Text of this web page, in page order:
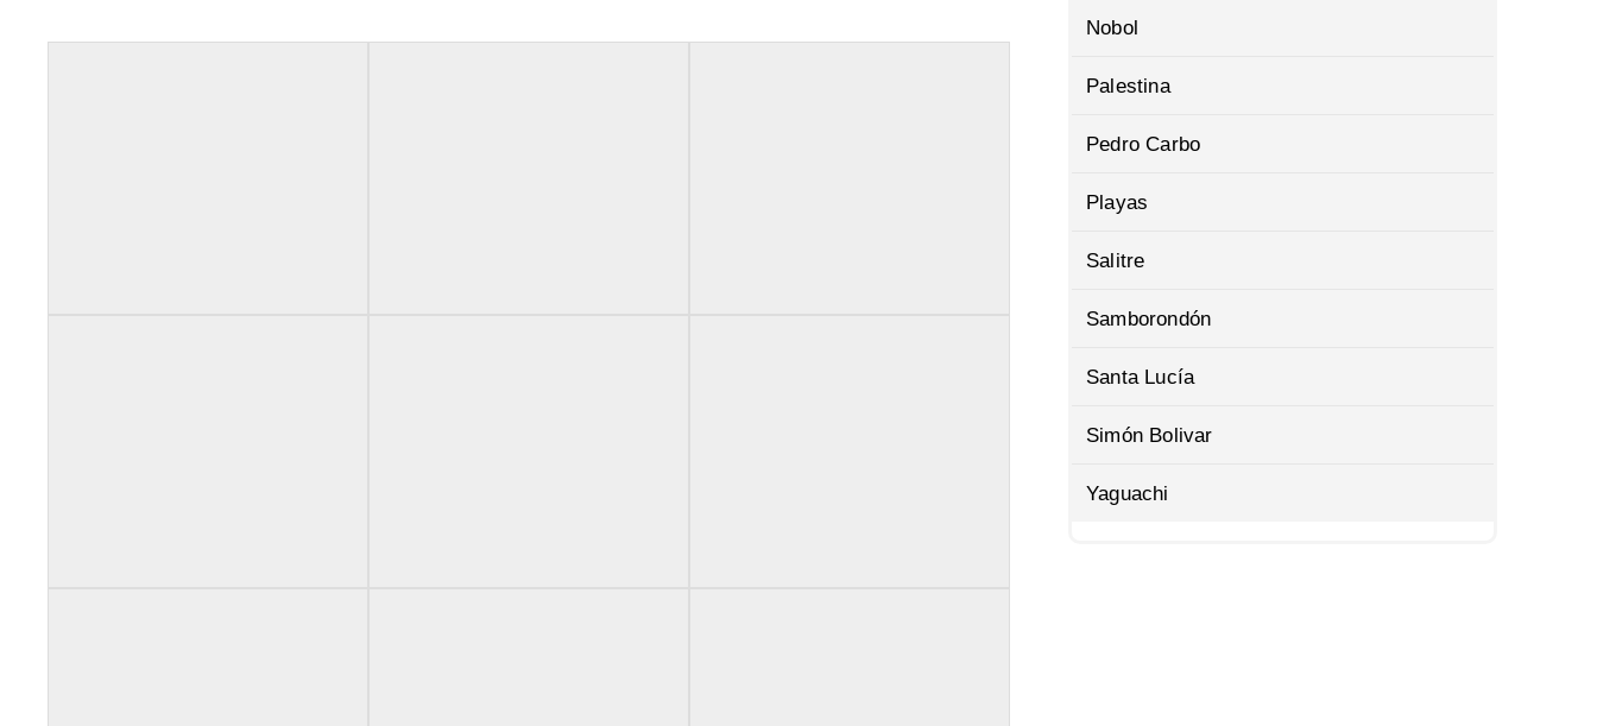
Nobol
Palestina
Pedro Carbo
Playas
Salitre
Samborondón
Santa Lucía
Simón Bolivar
Yaguachi